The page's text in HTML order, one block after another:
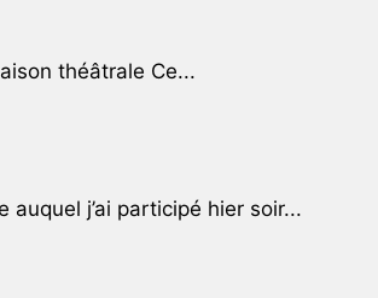
théâtrale Ce...
j’ai participé hier soir...